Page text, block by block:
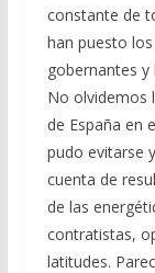
constante de
han puesto
gobernantes y
No olvidemos
de España en
pudo evitarse
cuenta de
de las
contratistas,
latitudes.